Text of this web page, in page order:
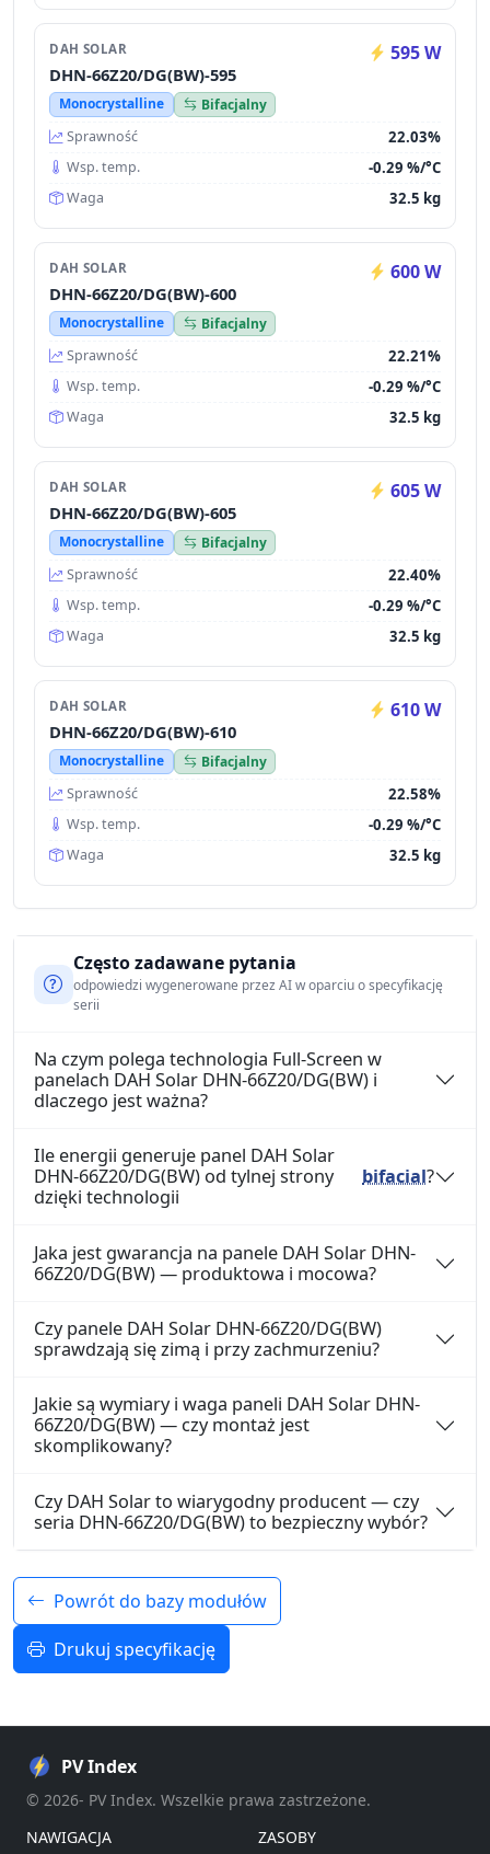
DAH SOLAR 595 W
DHN-66Z20/DG(BW)-595
Monocrystalline
Bifacjalny
Sprawność
22.03%
Wsp. temp. -0.29 %/°C
Waga 32.5 kg
DAH SOLAR 600 W
DHN-66Z20/DG(BW)-600
Monocrystalline
Bifacjalny
Sprawność
22.21%
Wsp. temp. -0.29 %/°C
Waga 32.5 kg
DAH SOLAR 605 W
DHN-66Z20/DG(BW)-605
Monocrystalline
Bifacjalny
Sprawność
22.40%
Wsp. temp. -0.29 %/°C
Waga 32.5 kg
DAH SOLAR 610 W
DHN-66Z20/DG(BW)-610
Monocrystalline
Bifacjalny
Sprawność
22.58%
Wsp. temp. -0.29 %/°C
Waga 32.5 kg
Często zadawane pytania
odpowiedzi wygenerowane przez AI w oparciu o specyfikację
serii
Na czym polega technologia Full-Screen w
panelach DAH Solar DHN-66Z20/DG(BW) i
dlaczego jest ważna?
Ile energii generuje panel DAH Solar
DHN-66Z20/DG(BW) od tylnej strony
dzięki technologii
bifacial?
Jaka jest gwarancja na panele DAH Solar DHN-
66Z20/DG(BW) — produktowa i mocowa?
Czy panele DAH Solar DHN-66Z20/DG(BW)
sprawdzają się zimą i przy zachmurzeniu?
Jakie są wymiary i waga paneli DAH Solar DHN-
66Z20/DG(BW) — czy montaż jest
skomplikowany?
Czy DAH Solar to wiarygodny producent — czy
seria DHN-66Z20/DG(BW) to bezpieczny wybór?
Powrót do bazy modułów
Drukuj specyfikację
PV Index
© 2026- PV Index. Wszelkie prawa zastrzeżone.
NAWIGACJA
ZASOBY